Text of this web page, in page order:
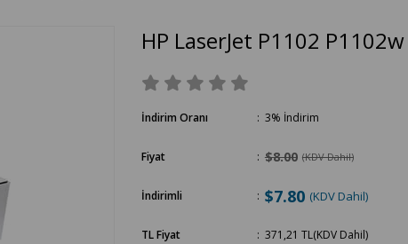
HP LaserJet P1102
İndirim Oranı : %
3 İndirim
Fiyat : $8.00 (KDV Dahil)
İndirimli : $7.80 (KDV Dahil)
TL Fiyat : 371,21 TL(KDV Dahil)